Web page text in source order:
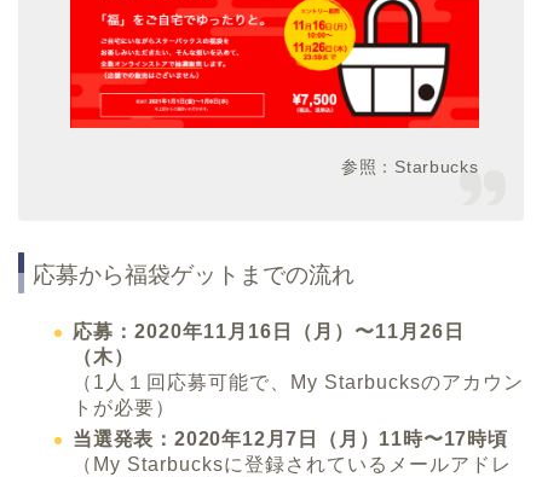
参照：Starbucks
応募から福袋ゲットまでの流れ
応募：2020年11月16日（月）〜11月26日
（木）
（1人１回応募可能で、My Starbucksのアカウン
トが必要）
当選発表：2020年12月7日（月）11時〜17時頃
（My Starbucksに登録されているメールアドレ